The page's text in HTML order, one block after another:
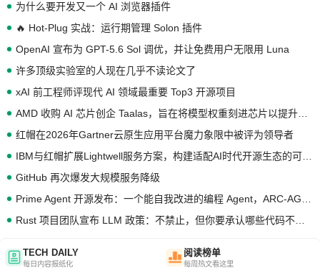
为什么要开发又一个 AI 浏览器插件
🔥 Hot-Plug 实战：运行期管理 Solon 插件
OpenAI 宣布为 GPT-5.6 Sol 调优，并让免费用户无限用 Luna
许多顶级实验室的人现在几乎不读论文了
xAI 前工程师评现代 AI 领域最重要 Top3 开源项目
红帽在2026年Gartner云原生应用平台魔力象限中被评为领导者
GitHub 再次爆发大规模服务降级
TECH DAILY
每日内容报纸化
阅读榜单
每周热文看这里